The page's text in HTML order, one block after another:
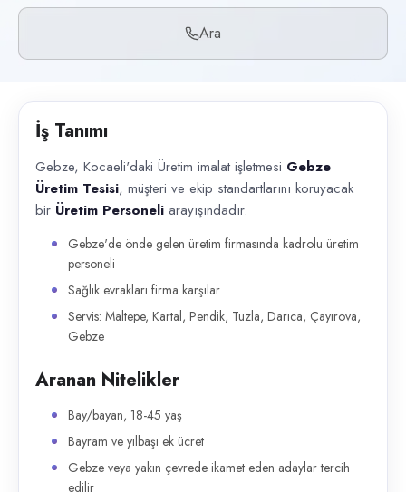
12 Ekim 2026
İlan açıklaması
Gebze, Kocaeli'daki Üretim imalat işletmesi Gebze Üretim Tesisi ,
Ara
İş Tanımı
Gebze, Kocaeli'daki Üretim imalat işletmesi Gebze
Üretim Tesisi, müşteri ve ekip standartlarını koruyacak
bir Üretim Personeli arayışındadır.
Gebze'de önde gelen üretim firmasında kadrolu üretim
personeli
Sağlık evrakları firma karşılar
Servis: Maltepe, Kartal, Pendik, Tuzla, Darıca, Çayırova,
Gebze
Aranan Nitelikler
Bay/bayan, 18-45 yaş
Bayram ve yılbaşı ek ücret
Gebze veya yakın çevrede ikamet eden adaylar tercih
edilir